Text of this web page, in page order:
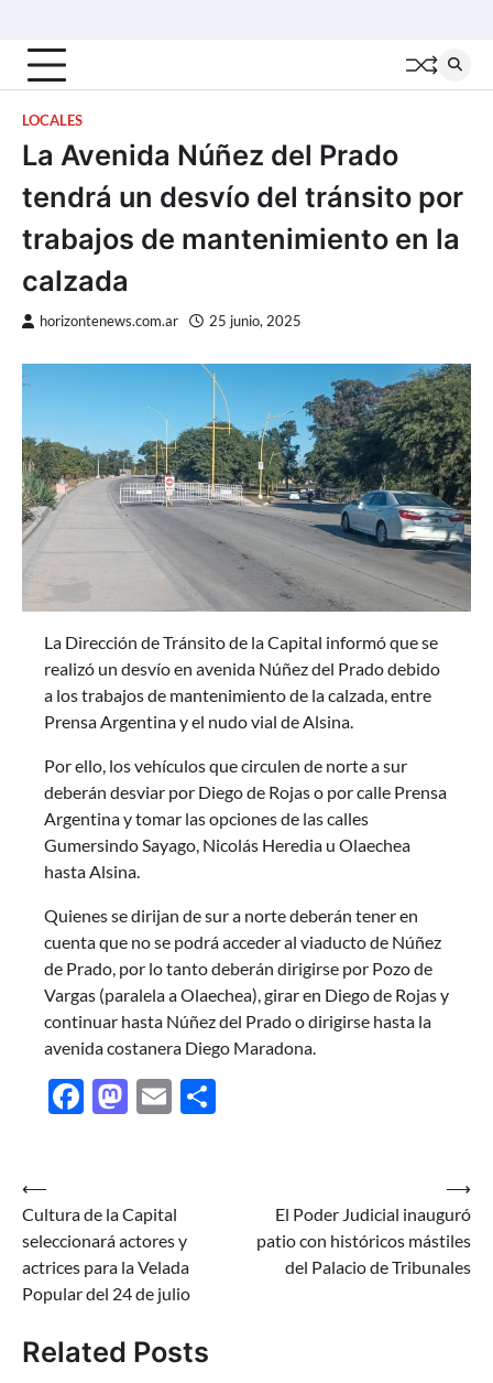
content
LOCALES
La Avenida Núñez del Prado
tendrá un desvío del tránsito por
trabajos de mantenimiento en la
calzada
horizontenews.com.ar 25 junio, 2025
La Dirección de Tránsito de la Capital informó que se
realizó un desvío en avenida Núñez del Prado debido
a los trabajos de mantenimiento de la calzada, entre
Prensa Argentina y el nudo vial de Alsina.
Por ello, los vehículos que circulen de norte a sur
deberán desviar por Diego de Rojas o por calle Prensa
Argentina y tomar las opciones de las calles
Gumersindo Sayago, Nicolás Heredia u Olaechea
hasta Alsina.
Quienes se dirijan de sur a norte deberán tener en
cuenta que no se podrá acceder al viaducto de Núñez
de Prado, por lo tanto deberán dirigirse por Pozo de
Vargas (paralela a Olaechea), girar en Diego de Rojas y
continuar hasta Núñez del Prado o dirigirse hasta la
avenida costanera Diego Maradona.
Facebook
Mastodon
Email
Navegación
de
entradas
⟵
Cultura de la Capital
seleccionará actores y
actrices para la Velada
Popular del 24 de julio
El Poder Judicial inauguró
patio con históricos mástiles
del Palacio de Tribunales
⟶
Related Posts